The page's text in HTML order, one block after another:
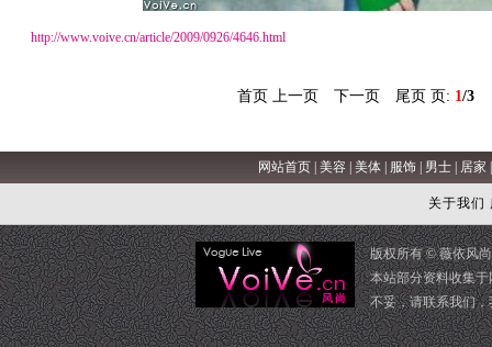
http://www.voive.cn/article/2009/0926/4646.html
首页 上一页 下一页 尾页 页: 1/3
网站首页 美容 美体 服饰 男士 居家
关于我们
版权所有 ©薇依风
本站部分资料收集
不妥，请联系我们，